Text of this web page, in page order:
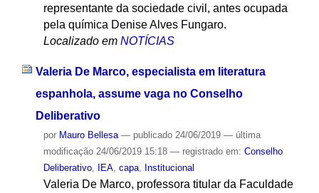
representante da sociedade civil, antes ocupada
pela química Denise Alves Fungaro.
Localizado em NOTÍCIAS
Valeria De Marco, especialista em literatura
espanhola, assume vaga no Conselho
Deliberativo
por Mauro Bellesa — publicado24/06/2019 — última
modificação24/06/2019 15:18 — registrado em: Conselho
Deliberativo, IEA, capa, Institucional
Valeria De Marco, professora titular da Faculdade